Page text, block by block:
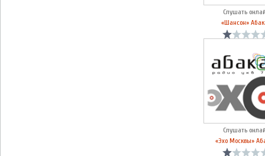
Слушать
«Шансон»
Слушать
«Эхо Москвы»